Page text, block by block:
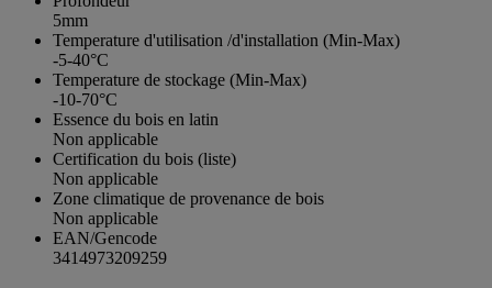
5mm
Temperature d'utilisation /d'installation (Min-Max)
-5-40°C
Temperature de stockage (Min-Max)
-10-70°C
Essence du bois en latin
Non applicable
Certification du bois (liste)
Non applicable
Zone climatique de provenance de bois
Non applicable
EAN/Gencode
3414973209259